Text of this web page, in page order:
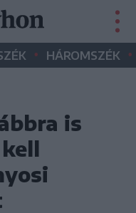
• HÁROMSZÉK •
is